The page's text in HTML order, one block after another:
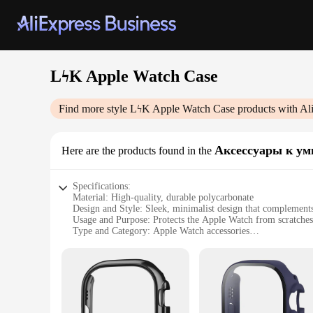
LϟK Apple Watch Case
Find more style LϟK Apple Watch Case products with
Here are the products found in the Аксессуары к
Specifications:
Material: High-quality, durable polycarbonate
Design and Style: Sleek, minimalist design that
Usage and Purpose: Protects the Apple Watch from
Type and Category: Apple Watch accessories
Features:
|Wholesale|Vendors|
**Enhanced Protection for Your Apple Watch**